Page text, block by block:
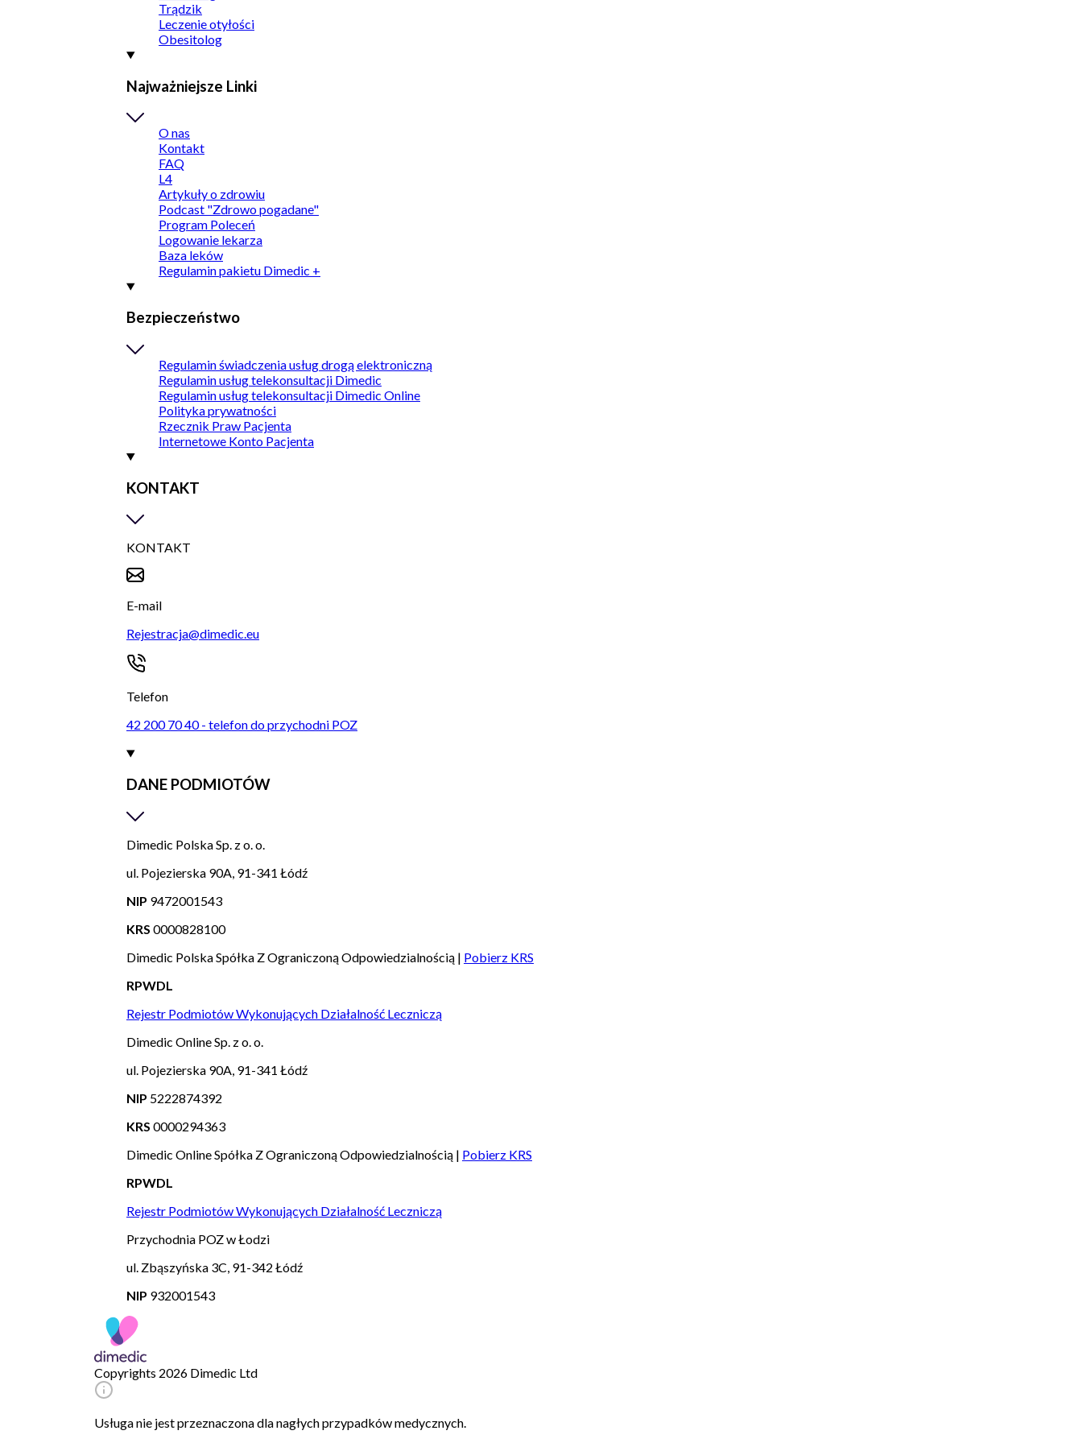
Trądzik
Leczenie otyłości
Obesitolog
Najważniejsze Linki
O nas
Kontakt
FAQ
L4
Artykuły o zdrowiu
Podcast "Zdrowo pogadane"
Program Poleceń
Logowanie lekarza
Baza leków
Regulamin pakietu Dimedic +
Bezpieczeństwo
Regulamin świadczenia usług drogą elektroniczną
Regulamin usług telekonsultacji Dimedic
Regulamin usług telekonsultacji Dimedic Online
Polityka prywatności
Rzecznik Praw Pacjenta
Internetowe Konto Pacjenta
KONTAKT
KONTAKT
E-mail
Rejestracja@dimedic.eu
Telefon
42 200 70 40 - telefon do przychodni POZ
DANE PODMIOTÓW
Dimedic Polska Sp. z o. o.
ul. Pojezierska 90A, 91-341 Łódź
NIP 9472001543
KRS 0000828100
Dimedic Polska Spółka Z Ograniczoną Odpowiedzialnością | Pobierz KRS
RPWDL
Rejestr Podmiotów Wykonujących Działalność Leczniczą
Dimedic Online Sp. z o. o.
ul. Pojezierska 90A, 91-341 Łódź
NIP 5222874392
KRS 0000294363
Dimedic Online Spółka Z Ograniczoną Odpowiedzialnością | Pobierz KRS
RPWDL
Rejestr Podmiotów Wykonujących Działalność Leczniczą
Przychodnia POZ w Łodzi
ul. Zbąszyńska 3C, 91-342 Łódź
NIP 932001543
Copyrights 2026 Dimedic Ltd
Usługa nie jest przeznaczona dla nagłych przypadków medycznych.